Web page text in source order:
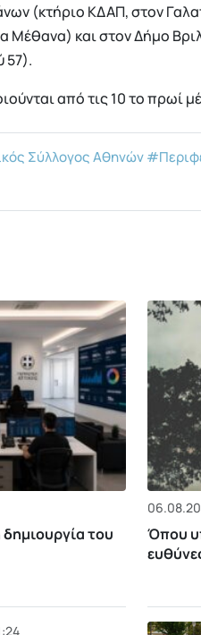
(κτήριο ΚΔΑΠ, στον
Μέθανα) και στον Δήμο
57).
από τις 10 το πρωί
Σύλλογος Αθηνών
του
Όπου